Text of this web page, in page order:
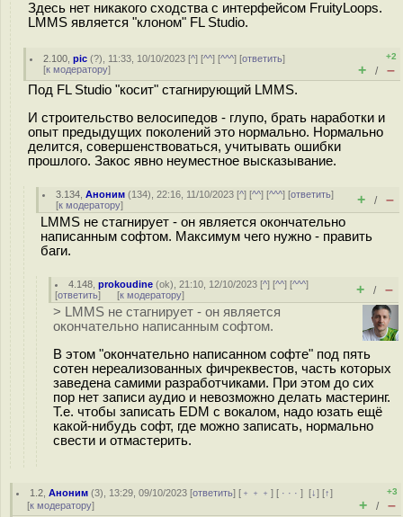
Здесь нет никакого сходства с интерфейсом FruityLoops.
LMMS является "клоном" FL Studio.
2.100 ,pic (?), 11:33, 10/10/2023 [^] [^^] [^^^] [ответить]
[к модератору]
+2
+ / –
Под FL Studio "косит" стагнирующий LMMS.
И строительство велосипедов - глупо, брать наработки и
опыт предыдущих поколений это нормально. Нормально
делится, совершенствоваться, учитывать ошибки
прошлого. Закос явно неуместное высказывание.
3.134 ,Аноним (134), 22:16, 11/10/2023 [^] [^^] [^^^] [ответить]
[к модератору] + / –
LMMS не стагнирует - он является окончательно
написанным софтом. Максимум чего нужно - править
баги.
4.148 ,prokoudine (ok), 21:10, 12/10/2023 [^] [^^] [^^^]
[ответить] [к модератору] + / –
> LMMS не стагнирует - он является
окончательно написанным софтом.
В этом "окончательно написанном софте" под пять
сотен нереализованных фичреквестов, часть которых
заведена самими разработчиками. При этом до сих
пор нет записи аудио и невозможно делать мастеринг.
Т.е. чтобы записать EDM с вокалом, надо юзать ещё
какой-нибудь софт, где можно записать, нормально
свести и отмастерить.
1.2 ,Аноним (3), 13:29, 09/10/2023 [ответить] [ ﹢﹢﹢] [ · · ·][↓] [↑]
[к модератору]
+3
+ / –